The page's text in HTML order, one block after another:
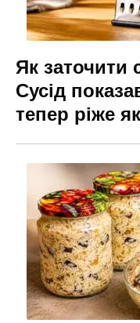
Як заточити
Сусід
тепер ріже